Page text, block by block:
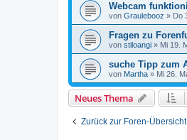
Webcam
von Graulebooz » Do
Fragen zu
von stiloangi » Mi 19.
suche Tipp zum
von Martha » Mi 26.
Neues Thema
Zurück zur Foren-Übersicht